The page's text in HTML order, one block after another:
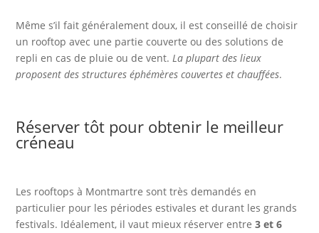
Même s’il fait généralement doux, il est conseillé de choisir
un rooftop avec une partie couverte ou des solutions de
repli en cas de pluie ou de vent.La plupart des lieux
proposent des structures éphémères couvertes et chauffées.
Réserver tôt pour obtenir le meilleur
créneau
Les rooftops à Montmartre sont très demandés en
particulier pour les périodes estivales et durant les grands
festivals. Idéalement, il vaut mieux réserver entre3 et 6